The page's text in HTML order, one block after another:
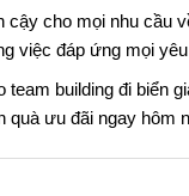
cậy cho mọi nhu cầu
việc đáp ứng mọi
building đi biển
ưu đãi ngay hôm